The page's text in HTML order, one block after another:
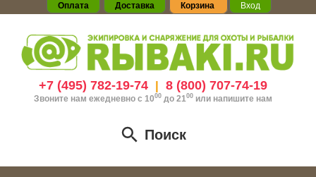
Оплата Доставка Корзина Вход
+7 (495) 782-19-74| 8 (800) 707-74-19
Звоните нам ежедневно с 1000до 21 00 или напишите нам
Поиск